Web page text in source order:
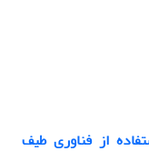
از فناوری طیف